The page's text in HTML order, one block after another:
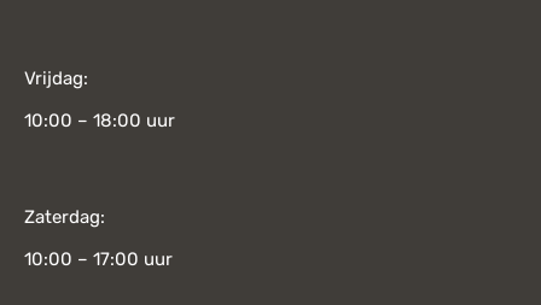
Vrijdag:
10:00 – 18:00 uur
Zaterdag:
10:00 – 17:00 uur